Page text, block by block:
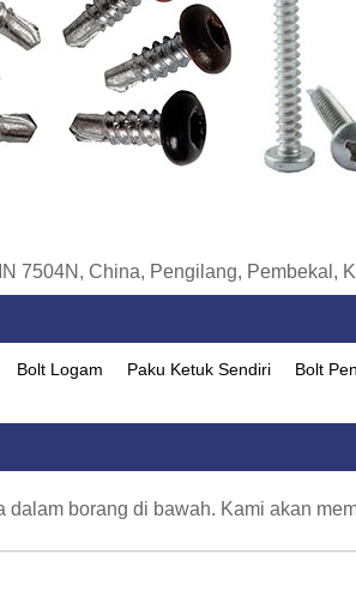
7504N, China, Pengilang, Pembekal,
Bolt Logam Paku Ketuk Sendiri Bolt
borang di bawah. Kami akan